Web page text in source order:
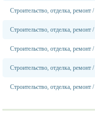
Строительство, отделка, ремонт /
Строительство, отделка, ремонт /
Строительство, отделка, ремонт /
Строительство, отделка, ремонт /
Строительство, отделка, ремонт /